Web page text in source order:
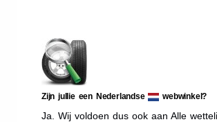
Zijn jullie een Nederlandse webwinkel?
Ja. Wij voldoen dus ook aan Alle